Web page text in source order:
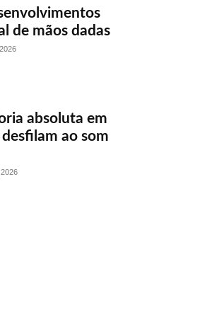
de mãos dadas
absoluta em
ao som